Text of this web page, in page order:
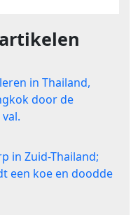
in Thailand,
door de
in Zuid-Thailand;
een koe en doodde